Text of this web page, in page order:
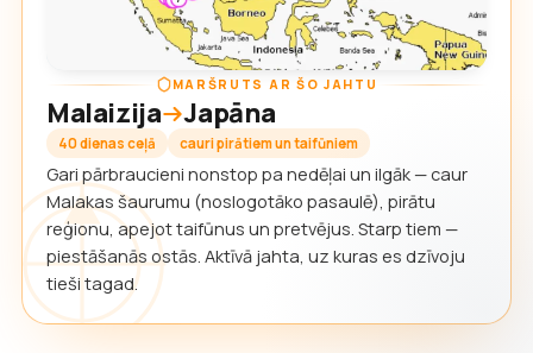
MARŠRUTS AR ŠO JAHTU
Malaizija Japāna
40 dienas ceļā cauri pirātiem un taifūniem
Gari pārbraucieni nonstop pa nedēļai un ilgāk — caur
Malakas šaurumu (noslogotāko pasaulē), pirātu
reģionu, apejot taifūnus un pretvējus. Starp tiem —
piestāšanās ostās. Aktīvā jahta, uz kuras es dzīvoju
tieši tagad.